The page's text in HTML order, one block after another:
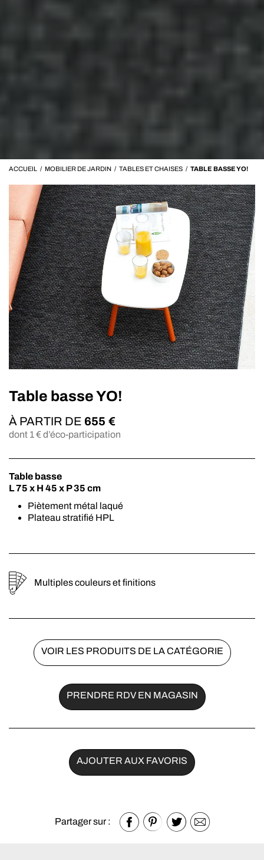
ACCUEIL / MOBILIER DE JARDIN / TABLES ET CHAISES / TABLE BASSE YO!
Table basse YO!
À PARTIR DE 655 €
dont 1€ d’éco-participation
Table basse
L 75 x H 45 x P 35 cm
Piètement métal laqué
Plateau stratifié HPL
Multiples couleurs et finitions
VOIR LES PRODUITS DE LA CATÉGORIE
PRENDRE RDV EN MAGASIN
AJOUTER AUX FAVORIS
Partager sur :